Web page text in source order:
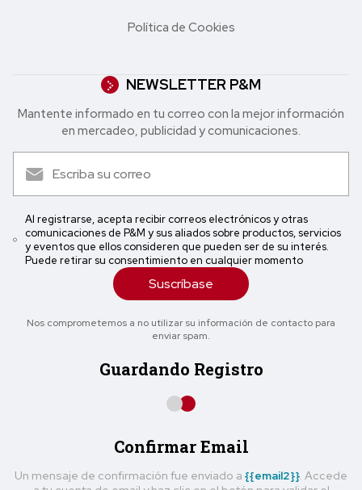
Política de Cookies
NEWSLETTER P&M
Mantente informado en tu correo con la mejor in formación
en mercadeo, publicidad y comunicaciones.
Al registrarse, acepta recibir correos electrónicos y otras
comunicaciones de P&M y sus aliados sobre productos, servicios
y eventos que ellos consideren que pueden ser de su interés.
Puede retirar su consentimiento en cualquier momento
Suscríbase
Nos comprometemos a no utilizar su información de contacto para
enviar spam.
Guardando Registro
Confirmar Email
Un mensaje de confirmación fue enviado a {{email2}} . Accede